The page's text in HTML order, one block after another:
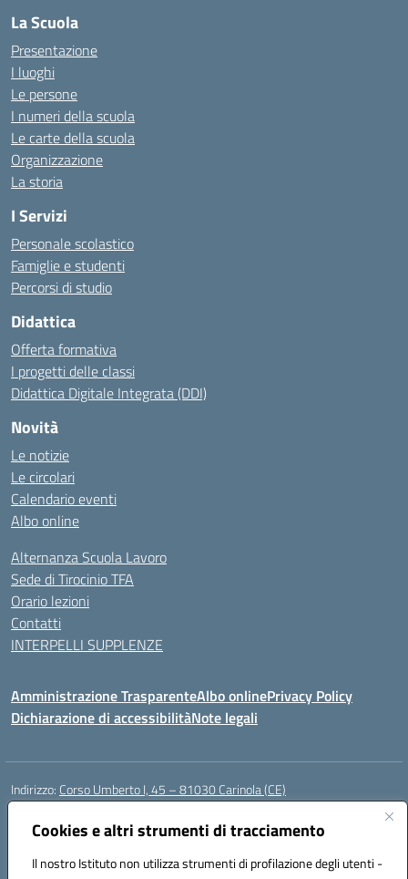
Cookies e altri strumenti di tracciamento
Il nostro Istituto non utilizza strumenti di profilazione degli utenti -
La Scuola
Presentazione
I luoghi
Le persone
I numeri della scuola
Le carte della scuola
Organizzazione
La storia
I Servizi
Personale scolastico
Famiglie e studenti
Percorsi di studio
Didattica
Offerta formativa
I progetti delle classi
Didattica Digitale Integrata (DDI)
Novità
Le notizie
Le circolari
Calendario eventi
Albo online
Alternanza Scuola Lavoro
Sede di Tirocinio TFA
Orario lezioni
Contatti
INTERPELLI SUPPLENZE
Amministrazione TrasparenteAlbo onlinePrivacy Policy
Dichiarazione di accessibilitàNote legali
Indirizzo: Corso Umberto I, 45 – 81030 Carinola (CE)
Centralino:
Posta elettronica certificata (PEC):ceic88700p@pec.istruzione.it
Codice fiscale: 95014250617